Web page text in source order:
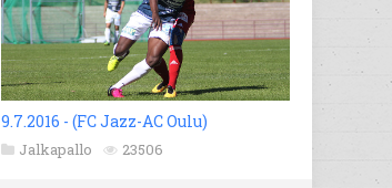
9.7.2016 - (FC Jazz-AC Oulu)
Jalkapallo 23506